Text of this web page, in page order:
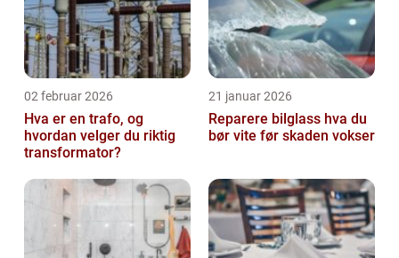
02 februar 2026
Hva er en trafo, og
hvordan velger du riktig
transformator?
21 januar 2026
Reparere bilglass hva du
bør vite før skaden vokser